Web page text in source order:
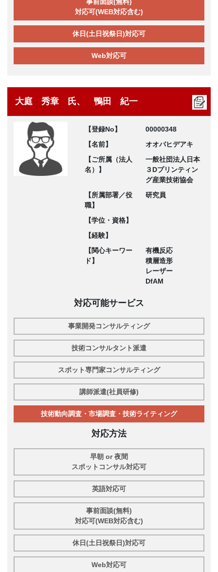
対応可(WEB対応含む)
休日(土日祝祭日)対応可
Web対応可
大庭 秀章 氏、 鴨田 紀一
【登録No】
00000348
【名前】
オオバヒデアキ
【ご所属（法人
名）】
一般社団法人日本
３Dプリンティン
グ産業技術協会
【所属部署／役
職】
研究員
【学位・資格】
【経験】
【関心キーワー
ド】
有機反応
積層造形
レーザー
DfAM
対応可能サービス
事業開発コンサルティング
技術コンサルタント派遣
スポット専門家コンサルティング
講師派遣(社員研修)
技術動向調査・市場調査・技術ライティング
対応方法
早朝 or 夜間
スポットコンサル対応可
英語対応可
事前面談(無料)
対応可(WEB対応含む)
休日(土日祝祭日)対応可
Web対応可